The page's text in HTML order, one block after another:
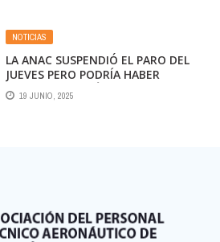
NOTICIAS
LA ANAC SUSPENDIÓ EL PARO DEL
JUEVES PERO PODRÍA HABER
MEDIDAS DESPUÉS DEL FIN DE
SEMANA LARGO
19 JUNIO, 2025